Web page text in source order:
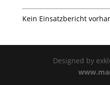
Kein Einsatzbericht
Designed by